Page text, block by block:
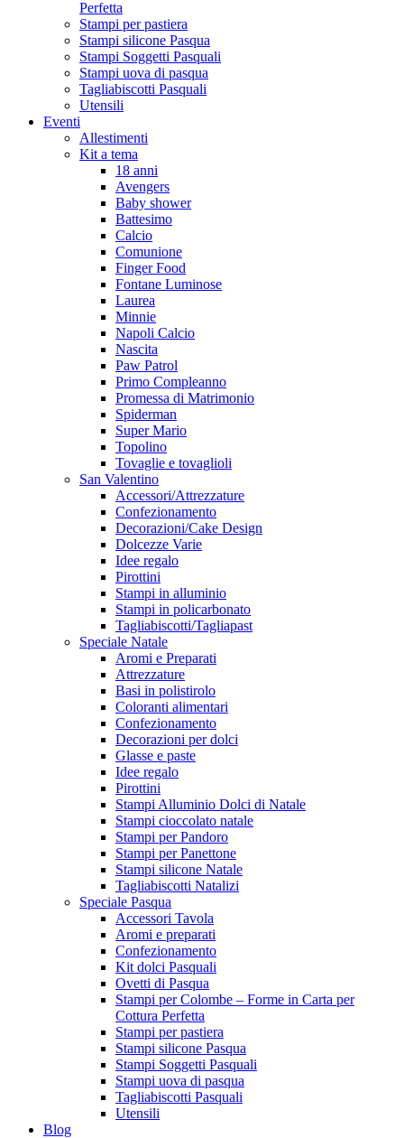
Perfetta
Stampi per pastiera
Stampi silicone Pasqua
Stampi Soggetti Pasquali
Stampi uova di pasqua
Tagliabiscotti Pasquali
Utensili
Eventi
Allestimenti
Kit a tema
18 anni
Avengers
Baby shower
Battesimo
Calcio
Comunione
Finger Food
Fontane Luminose
Laurea
Minnie
Napoli Calcio
Nascita
Paw Patrol
Primo Compleanno
Promessa di Matrimonio
Spiderman
Super Mario
Topolino
Tovaglie e tovaglioli
San Valentino
Accessori/Attrezzature
Confezionamento
Decorazioni/Cake Design
Dolcezze Varie
Idee regalo
Pirottini
Stampi in alluminio
Stampi in policarbonato
Tagliabiscotti/Tagliapast
Speciale Natale
Aromi e Preparati
Attrezzature
Basi in polistirolo
Coloranti alimentari
Confezionamento
Decorazioni per dolci
Glasse e paste
Idee regalo
Pirottini
Stampi Alluminio Dolci di Natale
Stampi cioccolato natale
Stampi per Pandoro
Stampi per Panettone
Stampi silicone Natale
Tagliabiscotti Natalizi
Speciale Pasqua
Accessori Tavola
Aromi e preparati
Confezionamento
Kit dolci Pasquali
Ovetti di Pasqua
Stampi per Colombe – Forme in Carta per
Cottura Perfetta
Stampi per pastiera
Stampi silicone Pasqua
Stampi Soggetti Pasquali
Stampi uova di pasqua
Tagliabiscotti Pasquali
Utensili
Blog